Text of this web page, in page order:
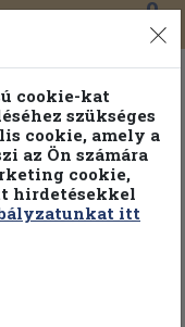
0
cookie-kat
szükséges
cookie, amely a
az Ön számára
cookie,
hirdetésekkel
itt